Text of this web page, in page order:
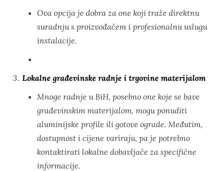
Ova opcija je dobra za one koji traže direktnu
suradnju s proizvođačem i profesionalnu uslugu
instalacije.
Lokalne građevinske radnje i trgovine materijalom
Mnoge radnje u BiH, posebno one koje se bave
građevinskim materijalom, mogu ponuditi
aluminijske profile ili gotove ograde. Međutim,
dostupnost i cijene variraju, pa je potrebno
kontaktirati lokalne dobavljače za specifične
informacije.